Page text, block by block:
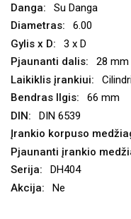
Su Danga
6.00
3 x D
28 mm
66 mm
DIN 6539
DH404
Ne